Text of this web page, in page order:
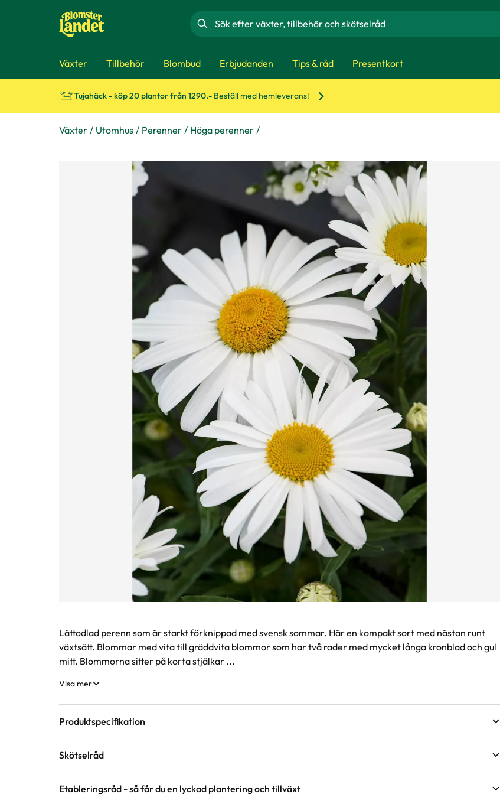
Sök
Växter Tillbehör Blombud Erbjudanden Tips & råd Presentkort
Tujahäck - köp 20 plantor från 1290.- Beställ med hemleverans!
Växter Utomhus Perenner Höga perenner
Produktinformation
Lättodlad perenn som är starkt förknippad med svensk sommar. Här en kompakt sort med nästan runt
växtsätt. Blommar med vita till gräddvita blommor som har två rader med mycket långa kronblad och gul
mitt. Blommorna sitter på korta stjälkar ...
Visa mer
Produktspecifikation
Krukstorlek
Skötselråd
Etableringsråd - så får du en lyckad plantering och tillväxt